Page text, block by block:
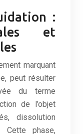
:
et
marquant
peut résulter
du terme
de l’objet
dissolution
Cette phase,